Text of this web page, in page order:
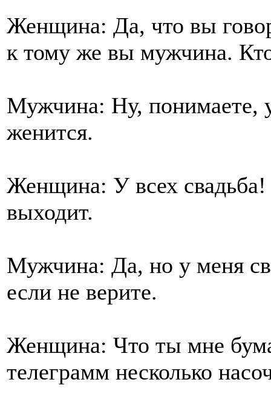
Женщина: Да, что вы
к тому же вы мужчина.
Мужчина: Ну, понимаете,
женится.
Женщина: У всех
выходит.
Мужчина: Да, но у меня
если не верите.
Женщина: Что ты мне
телеграмм несколько